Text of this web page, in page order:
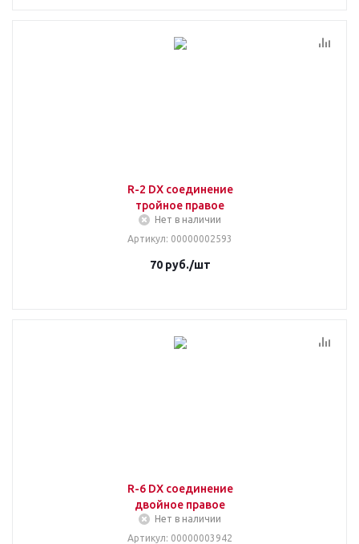
R-2 DX соединение
тройное правое
Нет в наличии
Артикул: 00000002593
70руб./шт
R-6 DX соединение
двойное правое
Нет в наличии
Артикул: 00000003942